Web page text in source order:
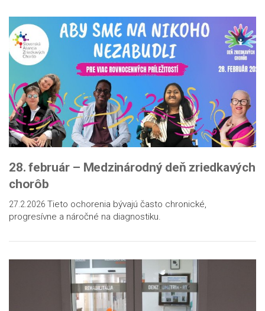
28. február – Medzinárodný deň zriedkavých
chorôb
27.2.2026 Tieto ochorenia bývajú často chronické,
progresívne a náročné na diagnostiku.